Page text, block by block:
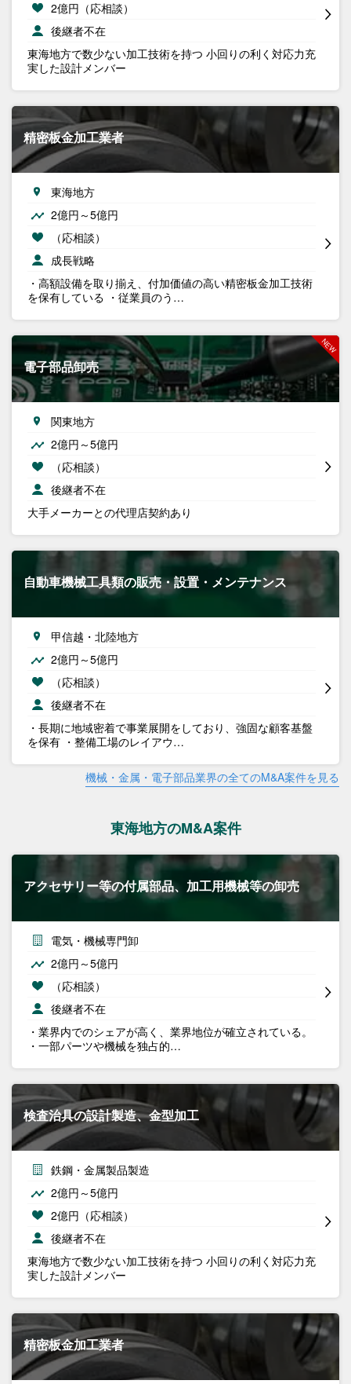
2億円（応相談）
後継者不在
東海地方で数少ない加工技術を持つ 小回りの利く対応力​ 充
実した設計メンバー​
精密板金加工業者
東海地方
2億円～5億円
（応相談）
成長戦略
・高額設備を取り揃え、付加価値の高い精密板金加工技術
を保有している ・従業員のう…
電子部品卸売
関東地方
2億円～5億円
（応相談）
後継者不在
大手メーカーとの代理店契約あり
自動車機械工具類の販売・設置・メンテナンス
甲信越・北陸地方
2億円～5億円
（応相談）
後継者不在
・長期に地域密着で事業展開をしており、強固な顧客基盤
を保有 ・整備工場のレイアウ…
機械・金属・電子部品業界の全てのM&A案件を見る
東海地方のM&A案件
アクセサリー等の付属部品、加工用機械等の卸売
電気・機械専門卸
2億円～5億円
（応相談）
後継者不在
・業界内でのシェアが高く、業界地位が確立されている。
・一部パーツや機械を独占的…
検査治具の設計製造、金型加工
鉄鋼・金属製品製造
2億円～5億円
2億円（応相談）
後継者不在
東海地方で数少ない加工技術を持つ 小回りの利く対応力​ 充
実した設計メンバー​
精密板金加工業者